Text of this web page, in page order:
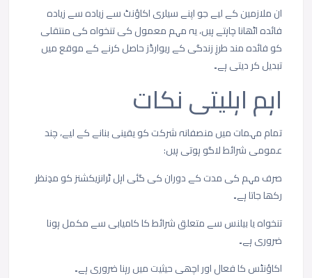
انملازمینکےلیےجواپنےسیلریاکاؤنٹسےزیادہسےزیادہ
فائدہاٹھاناچاہتےہیں،یہمہممعمولکیتنخواہکیمنتقلی
کوفائدہمندطرزِزندگیکےریوارڈزحاصلکرنےکےموقعمیں
تبدیلکردیتیہے۔
اہماہلیتینکات
تماممہماتمیںمنصفانہشرکتکویقینیبنانےکےلیے،چند
عمومیشرائطلاگوہوتیہیں:
صرفمہمکیمدتکےدورانکیگئیاہلٹرانزیکشنزکومدِنظر
رکھاجاتاہے۔
تنخواہیابیلنسسےمتعلقشرائطکاکامیابیسےمکملہونا
ضروریہے۔
اکاؤنٹسکافعالاوراچھیحیثیتمیںرہناضروریہے۔